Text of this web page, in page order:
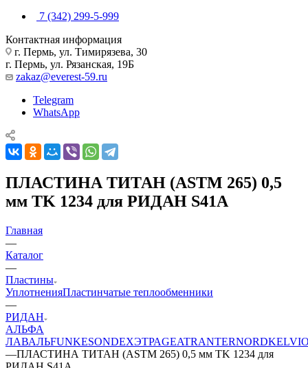
7 (342) 299-5-999
Контактная информация
г. Пермь, ул. Тимирязева, 30
г. Пермь, ул. Рязанская, 19Б
zakaz@everest-59.ru
Telegram
WhatsApp
ПЛАСТИНА ТИТАН (ASTM 265) 0,5
мм TK 1234 для РИДАН S41A
Главная
—
Каталог
—
Пластины
УплотненияПластинчатые теплообменники
—
РИДАН
АЛЬФА
ЛАВАЛЬFUNKESONDEXЭТРАGEATRANTERNORD
—ПЛАСТИНА ТИТАН (ASTM 265) 0,5 мм TK 1234 для